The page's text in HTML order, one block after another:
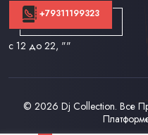
+79311199323
с 12 до 22, ""
© 2026 Dj Collection. Все